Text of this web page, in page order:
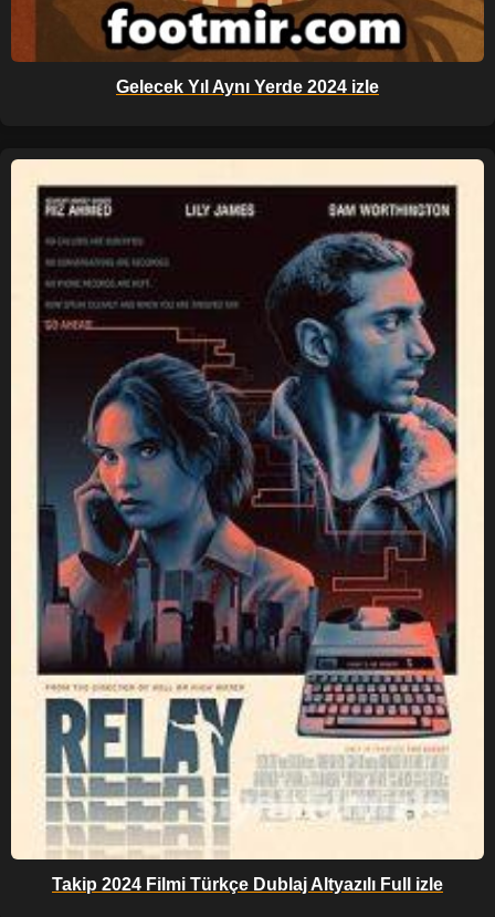
Gelecek Yıl Aynı Yerde 2024 izle
Takip 2024 Filmi Türkçe Dublaj Altyazılı Full izle